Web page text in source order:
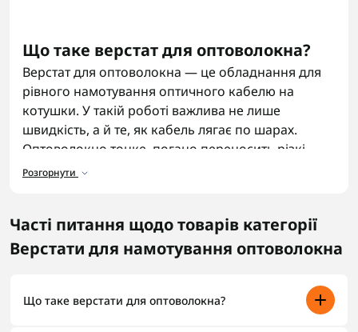
Що таке верстат для оптоволокна?
Верстат для оптоволокна — це обладнання для
рівного намотування оптичного кабелю на
котушки. У такій роботі важлива не лише
швидкість, а й те, як кабель лягає по шарах.
Оптоволокно тонке, погано переносить різкі
перегини й зайвий натяг, тому ручне
Призначення верстата для
оптоволокна
використовують для підготовки котушок під
Розгорнути
Часті питання щодо товарів категорії
Верстати для намотування оптоволокна
Що таке верстати для оптоволокна?